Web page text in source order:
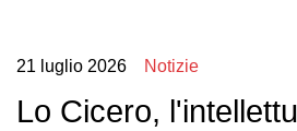
21 luglio 2026 Notizie
Lo Cicero,